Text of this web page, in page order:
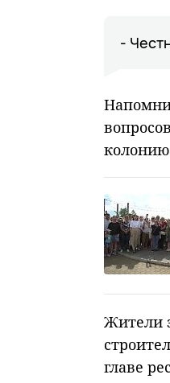
-
колонию
Жители
главе